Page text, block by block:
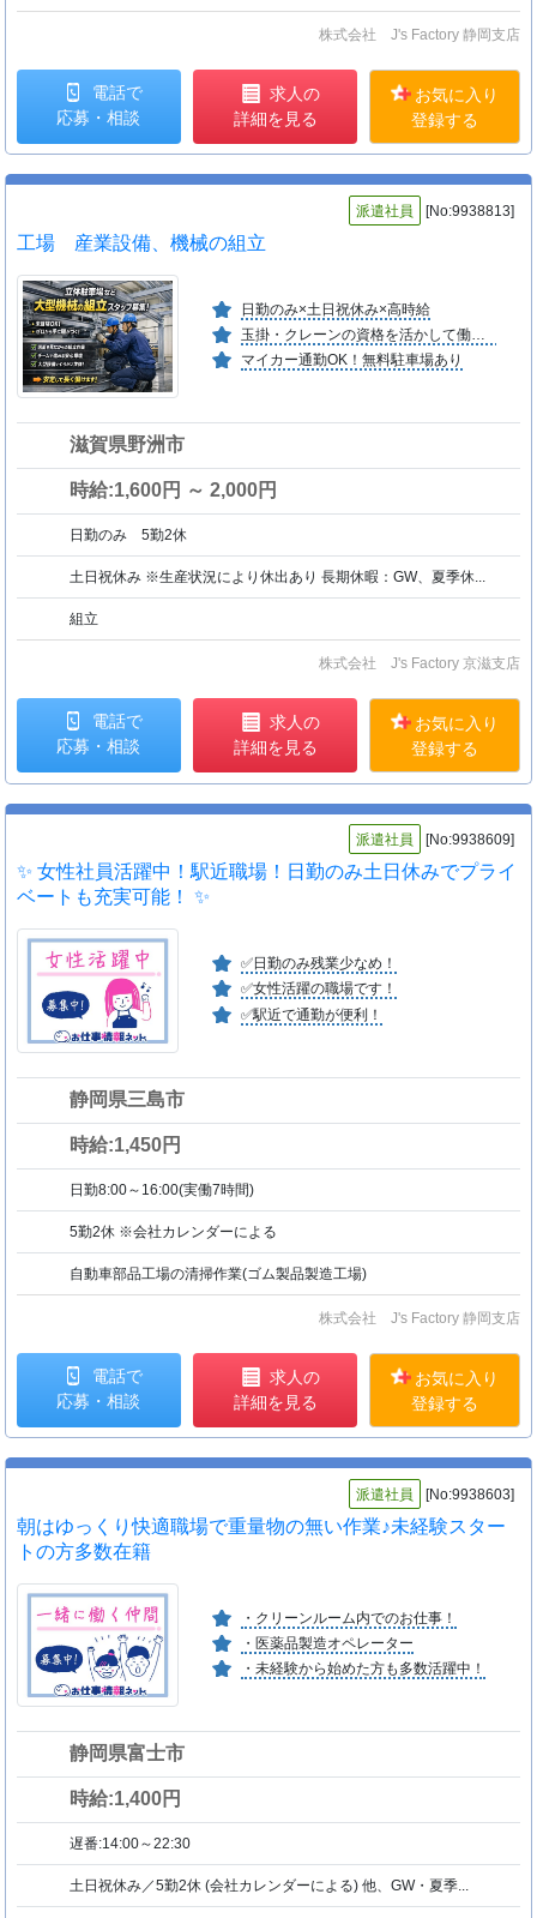
株式会社 J's Factory 静岡支店
電話で
応募・相談
求人の
詳細を見る
お気に入り
登録する
派遣社員 [No:9938813]
工場 産業設備、機械の組立
日勤のみ×土日祝休み×高時給
玉掛・クレーンの資格を活かして働ける♪
マイカー通勤OK！無料駐車場あり
滋賀県野洲市
時給:1,600円 ～ 2,000円
日勤のみ 5勤2休
土日祝休み ※生産状況により休出あり 長期休暇：GW、夏季休...
組立
株式会社 J's Factory 京滋支店
電話で
応募・相談
求人の
詳細を見る
お気に入り
登録する
派遣社員 [No:9938609]
✨ 女性社員活躍中！駅近職場！日勤のみ土日休みでプライ
ベートも充実可能！ ✨
✅日勤のみ残業少なめ！
✅女性活躍の職場です！
✅駅近で通勤が便利！
静岡県三島市
時給:1,450円
日勤8:00～16:00(実働7時間)
5勤2休 ※会社カレンダーによる
自動車部品工場の清掃作業(ゴム製品製造工場)
株式会社 J's Factory 静岡支店
電話で
応募・相談
求人の
詳細を見る
お気に入り
登録する
派遣社員 [No:9938603]
朝はゆっくり快適職場で重量物の無い作業♪未経験スター
トの方多数在籍
・クリーンルーム内でのお仕事！
・医薬品製造オペレーター
・未経験から始めた方も多数活躍中！
静岡県富士市
時給:1,400円
遅番:14:00～22:30
土日祝休み／5勤2休 (会社カレンダーによる) 他、GW・夏季...